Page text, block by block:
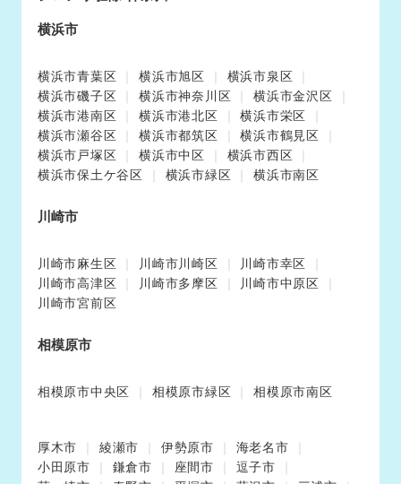
横浜市
横浜市青葉区 横浜市旭区
横浜市泉区
横浜市磯子区
横浜市神奈川区
横浜市金沢区
横浜市港南区
横浜市港北区
横浜市栄区
横浜市瀬谷区
横浜市都筑区
横浜市鶴見区
横浜市戸塚区
横浜市中区
横浜市西区
横浜市保土ケ谷区
横浜市緑区 横浜市南区
川崎市
川崎市麻生区 川崎市川崎区
川崎市幸区
川崎市高津区
川崎市多摩区
川崎市中原区
川崎市宮前区
相模原市
相模原市中央区 相模原市緑区 相模原市南区
厚木市 綾瀬市 伊勢原市
海老名市
小田原市
鎌倉市 座間市
逗子市